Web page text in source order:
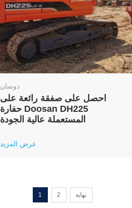
دوسان
احصل على صفقة رائعة على
حفارة Doosan DH225
المستعملة عالية الجودة
عرض المزيد
1 2 نهاية